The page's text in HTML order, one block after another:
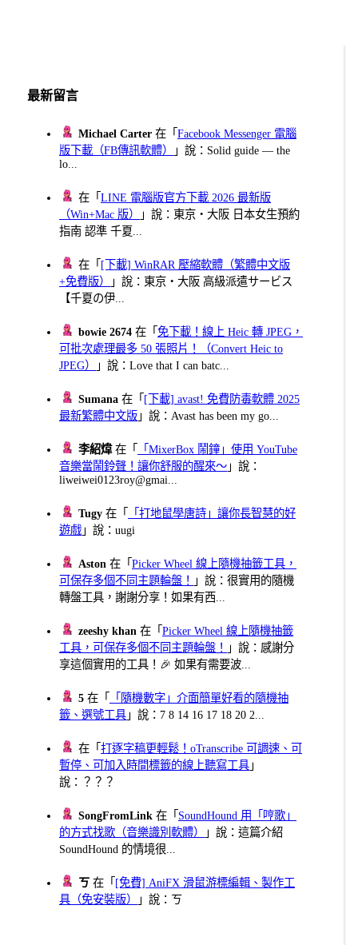
最新留言
Michael Carter 在「Facebook Messenger 電腦
版下載（FB傳訊軟體）
」說：Solid guide — the
lo...
在「LINE 電腦版官方下載 2026 最新版
（Win+Mac 版）
」說：東京・大阪 日本女生預約
指南 認準 千夏...
在「 [下載] WinRAR 壓縮軟體（繁體中文版
+免費版）
」說：東京・大阪 高級派遣サービス
【千夏の伊...
bowie 2674 在「免下載！線上 Heic 轉 JPEG，
可批次處理最多 50 張照片！（Convert Heic to
JPEG）
」說：Love that I can batc...
Sumana 在「 [下載] avast! 免費防毒軟體 2025
最新繁體中文版 」說：Avast has been my go...
李紹煒在「
「MixerBox 鬧鐘」使用 YouTube
音樂當鬧鈴聲！讓你舒服的醒來～ 」說：
liweiwei0123roy@gmai...
Tugy 在「
「打地鼠學唐詩」讓你長智慧的好
遊戲 」說：uugi
Aston 在「Picker Wheel 線上隨機抽籤工具，
可保存多個不同主題輪盤！
」說：很實用的隨機
轉盤工具，謝謝分享！如果有西...
zeeshy khan 在「Picker Wheel 線上隨機抽籤
工具，可保存多個不同主題輪盤！
」說：感謝分
享這個實用的工具！🎉 如果有需要波...
5 在「
「隨機數字」介面簡單好看的隨機抽
籤、選號工具 」說：7 8 14 16 17 18 20 2...
在「打逐字稿更輕鬆！oTranscribe 可調速、可
暫停、可加入時間標籤的線上聽寫工具 」
說：？？？
SongFromLink 在「 SoundHound 用「哼歌」
的方式找歌（音樂識別軟體）
」說：這篇介紹
SoundHound 的情境很...
ㄎ 在「 [免費] AniFX 滑鼠游標編輯、製作工
具（免安裝版）
」說：ㄎ